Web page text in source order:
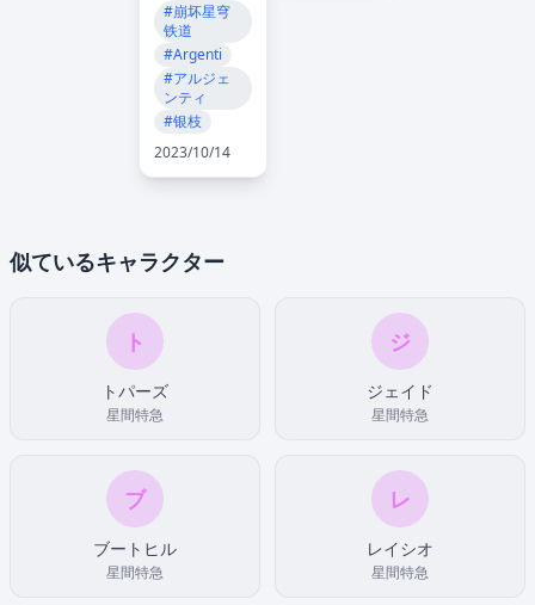
#崩坏星穹
铁道
#Argenti
#アルジェ
ンティ
#银枝
2023/10/14
似ているキャラクター
ト
トパーズ
星間特急
ジ
ジェイド
星間特急
ブ
ブートヒル
星間特急
レ
レイシオ
星間特急